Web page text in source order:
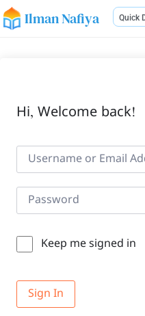
Ilman Nafiya Quick
Hi, Welcome back!
Keep me signed in
Sign In